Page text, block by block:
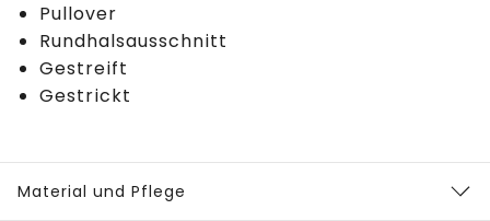
Pullover
Rundhalsausschnitt
Gestreift
Gestrickt
Material und Pflege